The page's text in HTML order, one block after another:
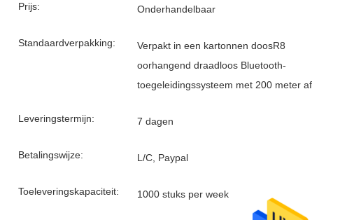
Prijs: Onderhandelbaar
Standaardverpakking:
Verpakt in een kartonnen doosR8
oorhangend draadloos Bluetooth-
toegeleidingssysteem met 200 meter af
Leveringstermijn: 7 dagen
Betalingswijze: L/C, Paypal
Toeleveringskapaciteit: 1000 stuks per week